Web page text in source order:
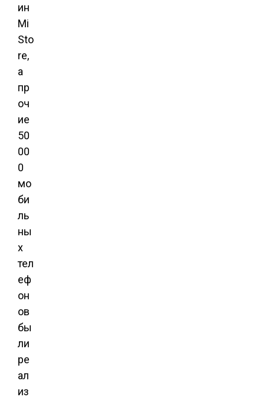
ин
Mi
Sto
re,
а
пр
оч
ие
50
00
0
мо
би
ль
ны
х
тел
еф
он
ов
бы
ли
ре
ал
из